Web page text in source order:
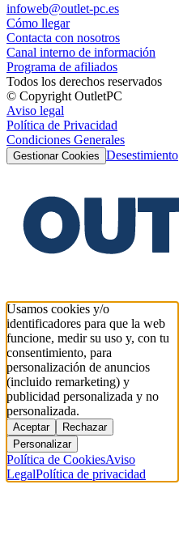
infoweb@outlet-pc.es
Cómo llegar
Contacta con nosotros
Canal interno de información
Programa de afiliados
Todos los derechos reservados
© Copyright OutletPC
Aviso legal
Política de Privacidad
Condiciones Generales
Gestionar Cookies Desestimiento
Usamos cookies y/o
identificadores para que la web
funcione, medir su uso y, con tu
consentimiento, para
personalización de anuncios
(incluido remarketing) y
publicidad personalizada y no
personalizada.
Aceptar
Rechazar
Personalizar
Política de CookiesAviso
LegalPolítica de privacidad